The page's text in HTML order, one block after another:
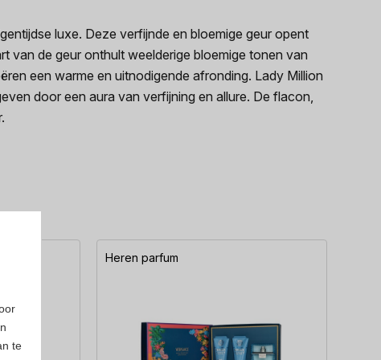
luxe. Deze verfijnde en bloemige geur opent
van de geur onthult weelderige bloemige tonen van
een warme en uitnodigende afronding. Lady Million
door een aura van verfijning en allure. De flacon,
Heren parfum
te